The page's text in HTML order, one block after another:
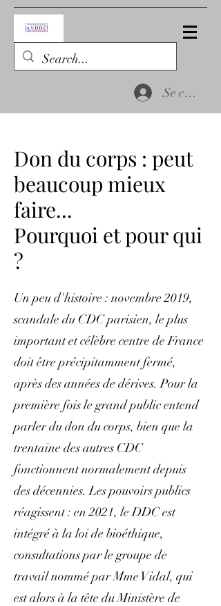
Se connecter
Don du corps : peut
beaucoup mieux
faire...
Pourquoi et pour qui
?
Un peu d'histoire : novembre 2019,
scandale du CDC parisien, le plus
important et célèbre centre de France
doit être précipitamment fermé,
après des années de dérives. Pour la
première fois le grand public entend
parler du don du corps, bien que la
trentaine des autres CDC
fonctionnent normalement depuis
des décennies. Les pouvoirs publics
réagissent : en 2021, le DDC est
intégré à la loi de bioéthique,
consultations par le groupe de
travail nommé par Mme Vidal, qui
est alors à la tête du Ministère de